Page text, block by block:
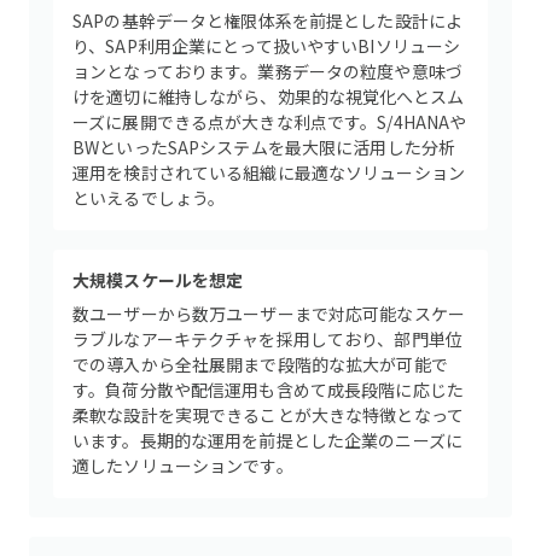
SAPの基幹データと権限体系を前提とした設計によ
り、SAP利用企業にとって扱いやすいBIソリューシ
ョンとなっております。業務データの粒度や意味づ
けを適切に維持しながら、効果的な視覚化へとスム
ーズに展開できる点が大きな利点です。S/4HANAや
BWといったSAPシステムを最大限に活用した分析
運用を検討されている組織に最適なソリューション
といえるでしょう。
大規模スケールを想定
数ユーザーから数万ユーザーまで対応可能なスケー
ラブルなアーキテクチャを採用しており、部門単位
での導入から全社展開まで段階的な拡大が可能で
す。負荷分散や配信運用も含めて成長段階に応じた
柔軟な設計を実現できることが大きな特徴となって
います。長期的な運用を前提とした企業のニーズに
適したソリューションです。